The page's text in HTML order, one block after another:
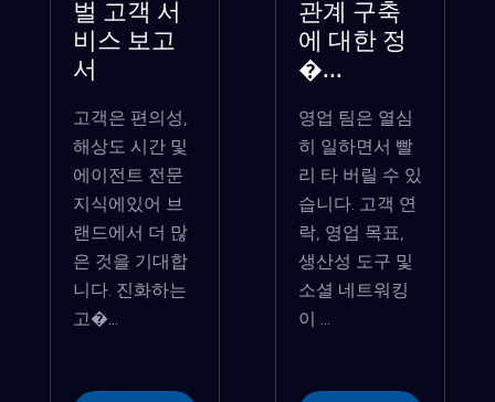
벌 고객 서
비스 보고
서
고객은 편의성,
해상도 시간 및
에이전트 전문
지식에있어 브
랜드에서 더 많
은 것을 기대합
니다. 진화하는
고�...
관계 구축
에 대한 정
�...
영업 팀은 열심
히 일하면서 빨
리 타 버릴 수 있
습니다. 고객 연
락, 영업 목표,
생산성 도구 및
소셜 네트워킹
이 ...